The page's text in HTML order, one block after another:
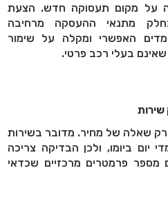
על מקום תעסוקה חדש. הצעת
מתנאי ההעסקה מרחיבה
האפשרי ומקלה על שימור
בעלי רכב פרטי.
שאלה של מחיר. מדובר בשירות
יום ביומו, ולכן הבדיקה צריכה
מספר פרמטרים מרכזיים שכדאי